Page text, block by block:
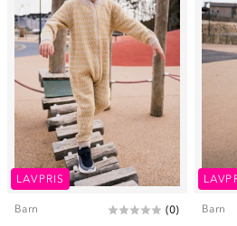
LAVPRIS
Barn (0) Barn